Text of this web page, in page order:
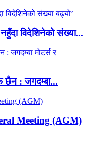
नहुँदा विदेशिनेको संख्या...
छैन : जगदम्बा...
Meeting (AGM)